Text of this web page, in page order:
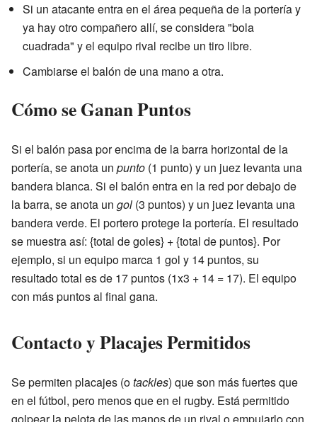
Si un atacante entra en el área pequeña de la portería y
ya hay otro compañero allí, se considera "bola
cuadrada" y el equipo rival recibe un tiro libre.
Cambiarse el balón de una mano a otra.
Cómo se Ganan Puntos
Si el balón pasa por encima de la barra horizontal de la
portería, se anota un punto (1 punto) y un juez levanta una
bandera blanca. Si el balón entra en la red por debajo de
la barra, se anota un gol (3 puntos) y un juez levanta una
bandera verde. El portero protege la portería. El resultado
se muestra así: {total de goles} + {total de puntos}. Por
ejemplo, si un equipo marca 1 gol y 14 puntos, su
resultado total es de 17 puntos (1x3 + 14 = 17). El equipo
con más puntos al final gana.
Contacto y Placajes Permitidos
Se permiten placajes (otackles) que son más fuertes que
en el fútbol, pero menos que en el rugby. Está permitido